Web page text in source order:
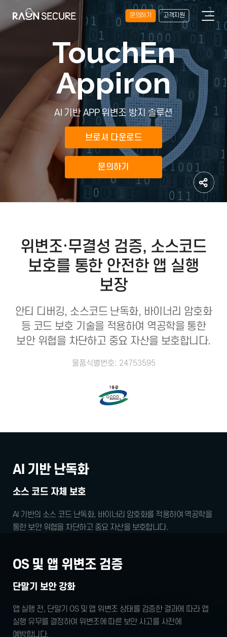
문의하기 고객지원
TouchEn
Appiron
AI 기반 APP 위변조 방지 솔루션
브로셔 다운로드
문의하기
위변조·무결성 검증, 소스코드
보호를 통한 안전한 앱 실행
보장
안티 디버깅, 소스코드 난독화, 바이너리 암호화
등 코드 보호 기술을 적용하여 역공학을 통한
보안 위협을 차단하고 중요 자산을 보호합니다.
물품식별번호: 24753595
AI 기반 난독화
소스 코드 자체 보호
AI 기반의 소스 코드 난독화, 바이너리 암호화를 적용하여 역공학을
통한 보안 위협을 차단하고 중요 자산을 보호합니다.
OS 및 앱 위변조 검증
단말기 보안 강화
앱 실행 전, 단말기 OS 및 앱 위변조 상태를 검증한 결과에 따라 앱
실행 유무를 결정하여 위변조에 따른 보안 사고를 사전에
예방합니다.